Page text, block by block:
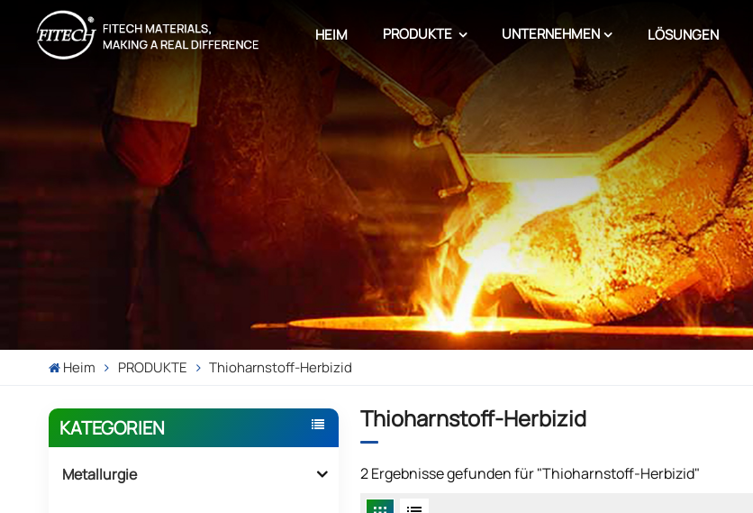
HEIM PRODUKTE UNTERNEHMEN LÖSUNGEN
Heim PRODUKTE Thioharnstoff-Herbizid
KATEGORIEN
Metallurgie
Thioharnstoff-Herbizid
2 Ergebnisse gefunden für "Thioharnstoff-Herbizid"